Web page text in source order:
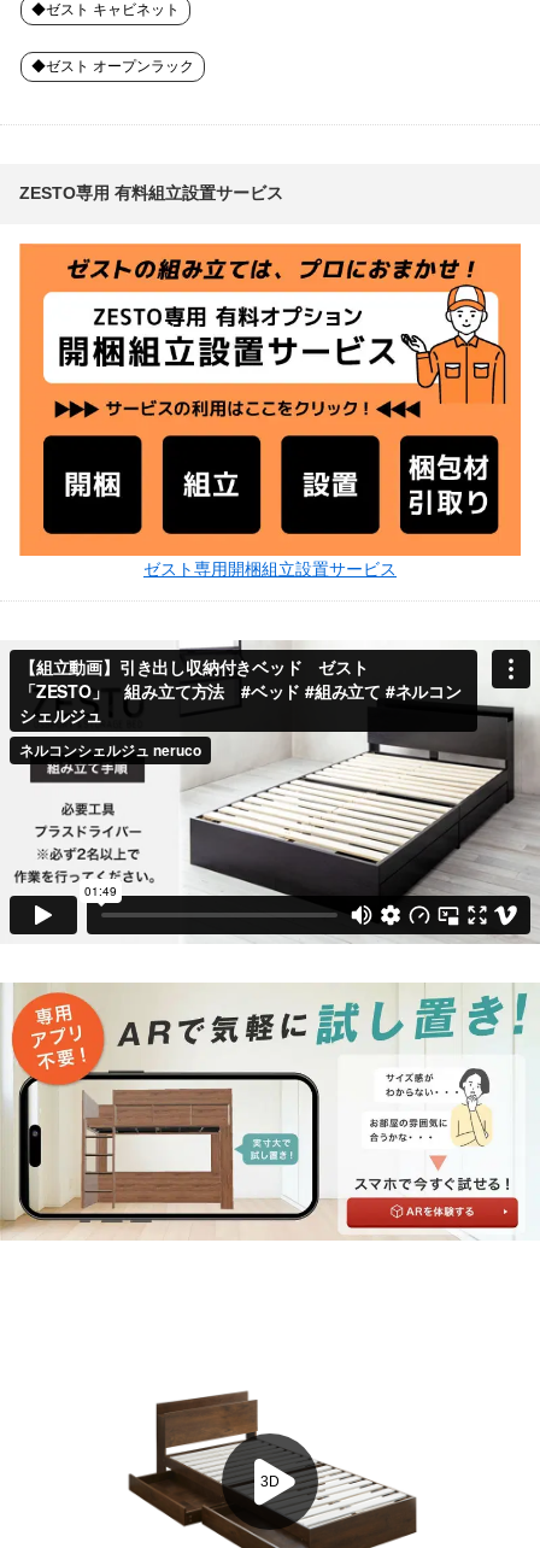
◆ゼスト キャビネット
◆ゼスト オープンラック
ZESTO専用 有料組立設置サービス
ゼスト専用開梱組立設置サービス